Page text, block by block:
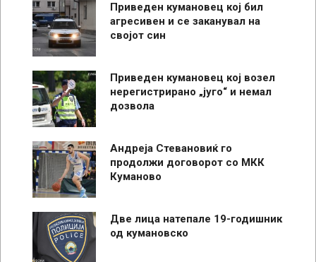
Приведен кумановец кој бил
агресивен и се заканувал на
својот син
Приведен кумановец кој возел
нерегистрирано „југо“ и немал
дозвола
Андреја Стевановиќ го
продолжи договорот со МКК
Куманово
Две лица натепале 19-годишник
од кумановско